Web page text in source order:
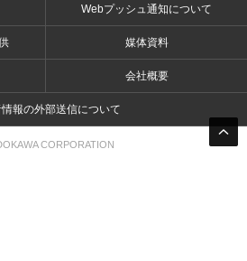
Webプッシュ通知について
媒体資料
会社概要
報の外部送信について
CORPORATION